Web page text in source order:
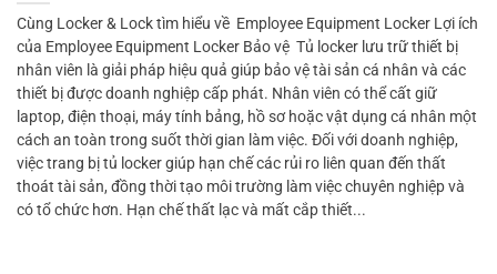
Cùng Locker & Lock tìm hiểu về Employee Equipment Locker Lợi ích
của Employee Equipment Locker Bảo vệ Tủ locker lưu trữ thiết bị
nhân viên là giải pháp hiệu quả giúp bảo vệ tài sản cá nhân và các
thiết bị được doanh nghiệp cấp phát. Nhân viên có thể cất giữ
laptop, điện thoại, máy tính bảng, hồ sơ hoặc vật dụng cá nhân một
cách an toàn trong suốt thời gian làm việc. Đối với doanh nghiệp,
việc trang bị tủ locker giúp hạn chế các rủi ro liên quan đến thất
thoát tài sản, đồng thời tạo môi trường làm việc chuyên nghiệp và
có tổ chức hơn. Hạn chế thất lạc và mất cắp thiết...